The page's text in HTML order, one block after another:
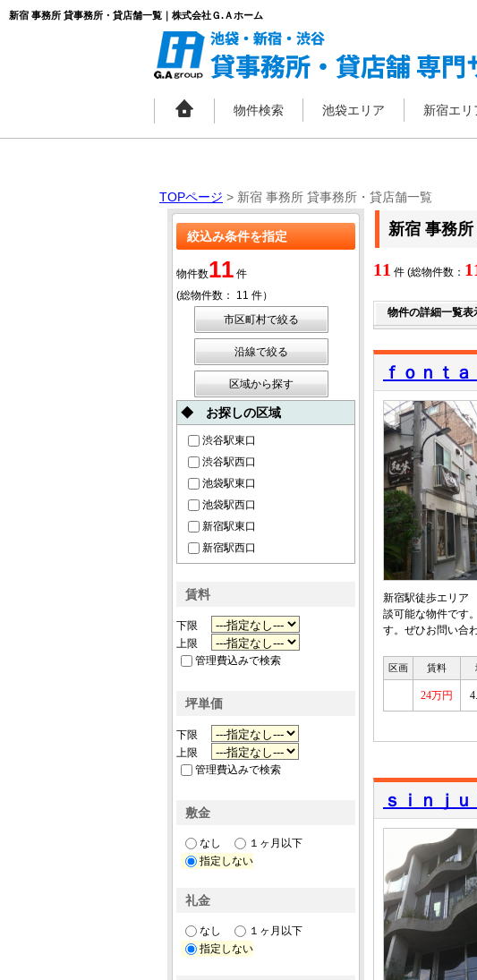
新宿 事務所 貸事務所・貸店舗一覧｜株式会社Ｇ.Ａホーム
物件検索 池袋エリア 新宿エリ
TOPページ > 新宿 事務所 貸事務所・貸店舗一覧
新宿 事務
11 件 (総物件数：
物件の詳細一覧表
ｆｏｎｔ
新宿駅徒歩エリア
談可能な物件です
す。ぜひお問い合
区画 賃料
24万円
ｓｉｎｊ
絞込み条件を指定
物件数11 件
(総物件数： 11 件）
市区町村で絞る
沿線で絞る
区域から探す
◆ お探しの区域
渋谷駅東口
渋谷駅西口
池袋駅東口
池袋駅西口
新宿駅東口
新宿駅西口
賃料
下限
上限
管理費込みで検索
坪単価
下限
上限
管理費込みで検索
敷金
なし
１ヶ月以下
指定しない
礼金
なし
１ヶ月以下
指定しない